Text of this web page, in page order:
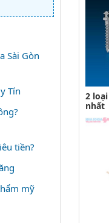
Sài Gòn
Tín
tiền?
mỹ
2
nhất